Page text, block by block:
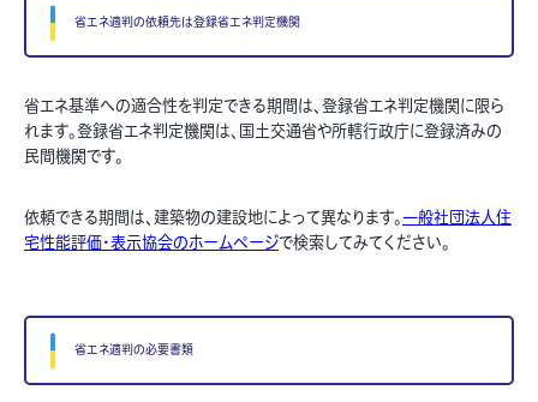
省エネ適判の依頼先は登録省エネ判定機関
省エネ基準への適合性を判定できる期間は、登録省エネ判定機関に限ら
れます。登録省エネ判定機関は、国土交通省や所轄行政庁に登録済みの
民間機関です。
依頼できる期間は、建築物の建設地によって異なります。一般社団法人住
宅性能評価・表示協会のホームページで検索してみてください。
省エネ適判の必要書類